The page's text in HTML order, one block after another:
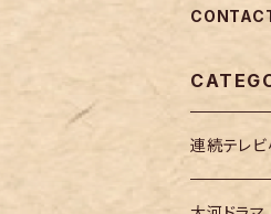
連続テレ